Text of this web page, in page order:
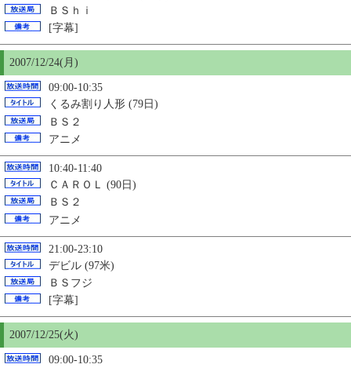
ＢＳｈｉ
[字幕]
2007/12/24(月)
09:00-10:35
くるみ割り人形 (79日)
ＢＳ２
アニメ
10:40-11:40
ＣＡＲＯＬ (90日)
ＢＳ２
アニメ
21:00-23:10
デビル (97米)
ＢＳフジ
[字幕]
2007/12/25(火)
09:00-10:35